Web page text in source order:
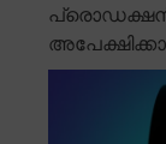
പ്രൊഡക്ഷൻ